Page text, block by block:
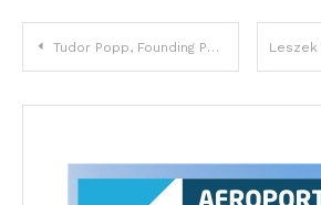
Navigare
în
Tudor Popp, Founding Partner Hotspot Workhub: „Ponderea spațiilor de lucru flexibile va crește de la cele câteva procente de astăzi la aproximativ 10 – 20% în următorii ani”